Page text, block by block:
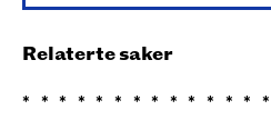
Relaterte saker